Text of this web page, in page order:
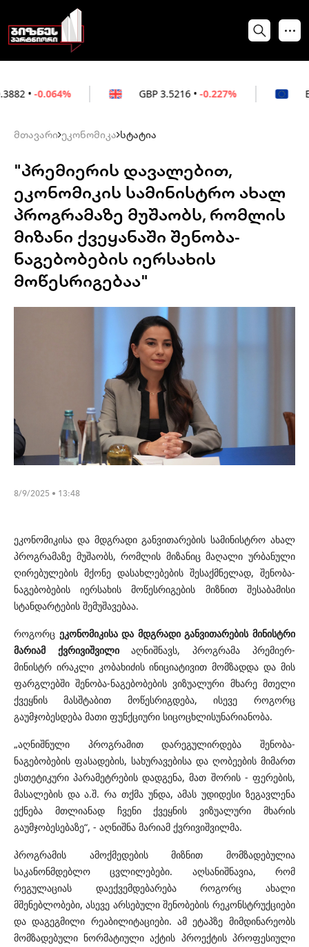
3.5216 • -0.227% 3.0212 •
მთავარი ეკონომიკა სტატია
"პრემიერის დავალებით,
ეკონომიკის სამინისტრო ახალ
პროგრამაზე მუშაობს, რომლის
მიზანი ქვეყანაში შენობა-
ნაგებობების იერსახის
მოწესრიგებაა"
8/9/2025 • 13:48
ეკონომიკისა და მდგრადი განვითარების სამინისტრო ახალ
პროგრამაზე მუშაობს, რომლის მიზანიც მაღალი ურბანული
ღირებულების მქონე დასახლებების შესაქმნელად, შენობა-
ნაგებობების იერსახის მოწესრიგების მიზნით შესაბამისი
სტანდარტების შემუშავებაა.
როგორც ეკონომიკისა და მდგრადი განვითარების მინისტრი
მარიამ ქვრივიშვილიაღნიშნავს, პროგრამა პრემიერ-
მინისტრ ირაკლი კობახიძის ინიციატივით მომზადდა და მის
ფარგლებში შენობა-ნაგებობების ვიზუალური მხარე მთელი
ქვეყნის მასშტაბით მოწესრიგდება, ისევე როგორც
გაუმჯობესდება მათი ფუნქციური სიცოცხლისუნარიანობა.
„აღნიშნული პროგრამით დარეგულირდება შენობა-
ნაგებობების ფასადების, სახურავებისა და ღობეების მიმართ
ესთეტიკური პარამეტრების დადგენა, მათ შორის - ფერების,
მასალების და ა.შ. რა თქმა უნდა, ამას უდიდესი ზეგავლენა
ექნება მთლიანად ჩვენი ქვეყნის ვიზუალური მხარის
გაუმჯობესებაზე“, - აღნიშნა მარიამ ქვრივიშვილმა.
პროგრამის ამოქმედების მიზნით მომზადებულია
საკანონმდებლო ცვლილებები. აღსანიშნავია, რომ
რეგულაციას დაექვემდებარება როგორც ახალი
მშენებლობები, ასევე არსებული შენობების რეკონსტრუქციები
და დაგეგმილი რეაბილიტაციები. ამ ეტაპზე მიმდინარეობს
მომზადებული ნორმატიული აქტის პროექტის პროფესიული